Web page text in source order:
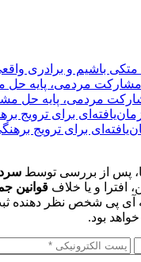
باشیم و برادری
مردمی، پایه حل
برای ترویج
پس از بررسی توسط
افترا و یا خلاف قوانین
آی پی شخص نظر دهنده
بود.